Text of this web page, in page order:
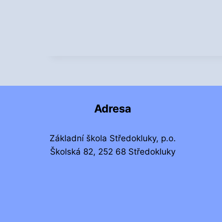
Adresa
Základní škola Středokluky, p.o.
Školská 82, 252 68 Středokluky